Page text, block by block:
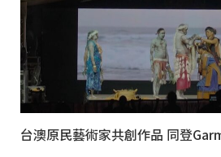
台澳原民藝術家共創作品 同登